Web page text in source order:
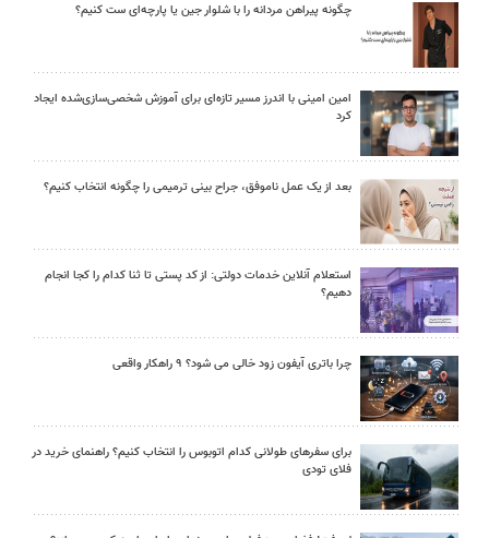
چگونه پیراهن مردانه را با شلوار جین یا پارچه‌ای ست کنیم؟
امین امینی با اندرز مسیر تازه‌ای برای آموزش شخصی‌سازی‌شده ایجاد
کرد
بعد از یک عمل ناموفق، جراح بینی ترمیمی را چگونه انتخاب کنیم؟
استعلام آنلاین خدمات دولتی: از کد پستی تا ثنا کدام را کجا انجام
دهیم؟
چرا باتری آیفون زود خالی می شود؟ ۹ راهکار واقعی
برای سفرهای طولانی کدام اتوبوس را انتخاب کنیم؟ راهنمای خرید در
فلای تودی